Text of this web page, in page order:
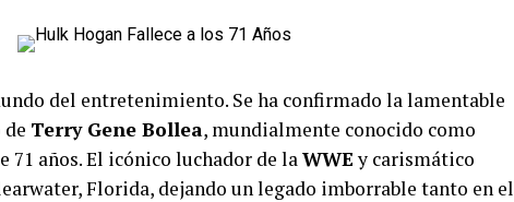
del entretenimiento. Se ha confirmado la lamentable
Terry Gene Bollea, mundialmente conocido como
71 años. El icónico luchador de laWWEy carismático
Florida, dejando un legado imborrable tanto en el